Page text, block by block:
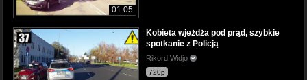
01:05
Kobieta wjeżdża pod prąd, szybkie
spotkanie z Policją
Rikord Widjo
720p